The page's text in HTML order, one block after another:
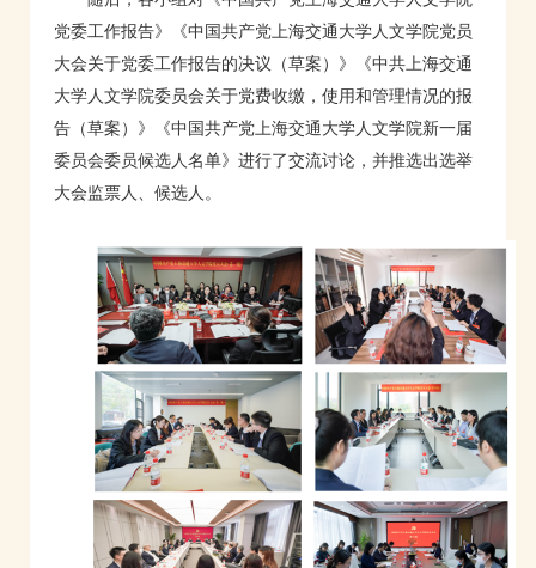
党委工作报告》《中国共产党上海交通大学人文学院党员
大会关于党委工作报告的决议（草案）》《中共上海交通
大学人文学院委员会关于党费收缴，使用和管理情况的报
告（草案）》《中国共产党上海交通大学人文学院新一届
委员会委员候选人名单》进行了交流讨论，并推选出选举
大会监票人、候选人。